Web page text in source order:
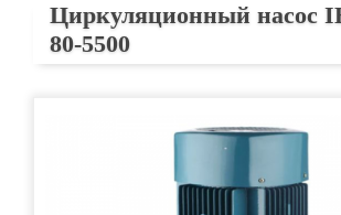
Циркуляционный насос
80-5500